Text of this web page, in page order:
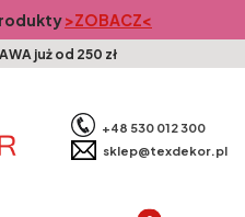
>ZOBACZ<
już od 250 zł
+48 530 012 300
sklep@texdekor.pl